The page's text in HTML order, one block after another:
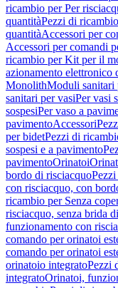
ricambio per Per
quantitàPezzi di
quantitàAccessori per
Accessori per comandi
ricambio per Kit per il
azionamento elettronico
MonolithModuli sanitari
sanitari per vasiPer vasi
sospesiPer vaso a
pavimentoAccessori
per bidetPezzi di
sospesi e a pavimento
pavimentoOrinatoi
bordo di risciacquo
con risciacquo, con
ricambio per Senza
risciacquo, senza brida
funzionamento con
comando per orinatoi
comando per orinatoi
orinatoio integratoPezzi
integratoOrinatoi,